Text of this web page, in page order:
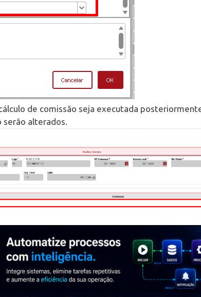
de comissão seja executada
serão alterados.